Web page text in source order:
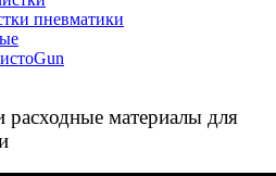
пневматики
расходные материалы для